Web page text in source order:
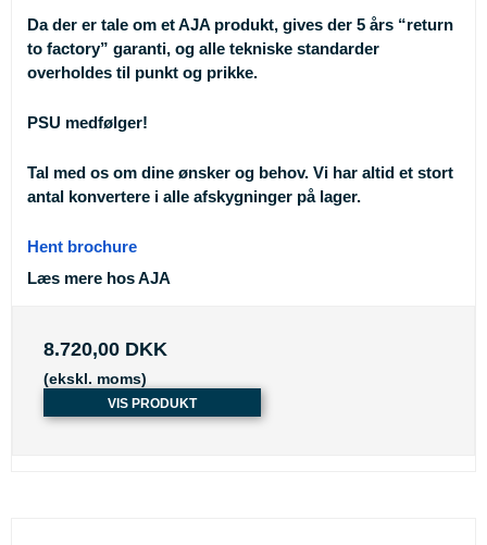
Da der er tale om et AJA produkt, gives der 5 års “return
to factory” garanti, og alle tekniske standarder
overholdes til punkt og prikke.
PSU medfølger!
Tal med os om dine ønsker og behov. Vi har altid et stort
antal konvertere i alle afskygninger på lager.
Hent brochure
Læs mere hos AJA
8.720,00 DKK
(ekskl. moms)
VIS PRODUKT